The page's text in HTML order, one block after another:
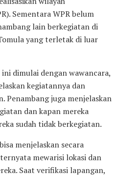
Sementara WPR belum
lain berkegiatan di
yang terletak di luar
dimulai dengan wawancara,
kegiatannya dan
Penambang juga menjelaskan
dan kapan mereka
sudah tidak berkegiatan.
menjelaskan secara
mewarisi lokasi dan
Saat verifikasi lapangan,